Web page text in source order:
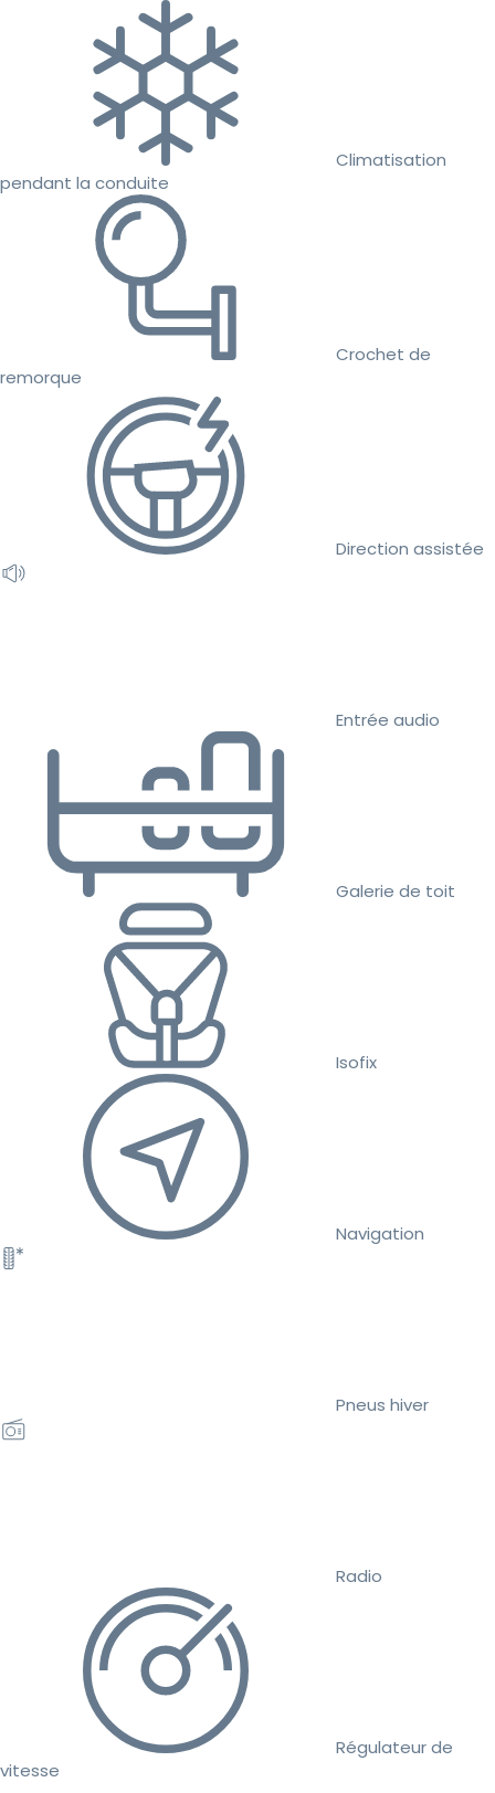
Climatisation
pendant la conduite
Crochet de
remorque
Direction assistée
Entrée audio
Galerie de toit
Isofix
Navigation
Pneus hiver
Radio
Régulateur de
vitesse